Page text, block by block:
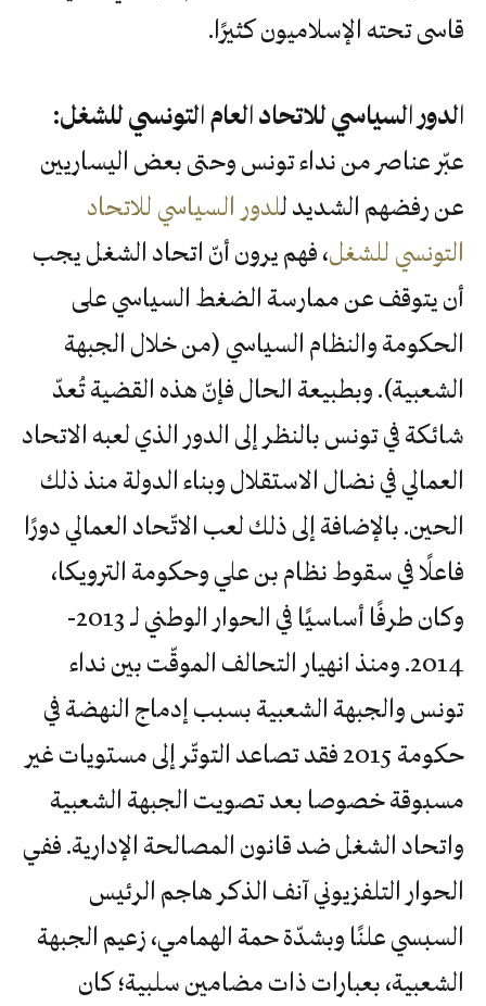
قاسى تحته الإسلاميون كثيرًا.
الدور السياسي للاتحاد العام التونسي للشغل:
عبّر عناصر من نداء تونس وحتى بعض اليساريين
عن رفضهم الشديد للدور السياسي للاتحاد
التونسي للشغل، فهم يرون أنّ اتحاد الشغل يجب
أن يتوقف عن ممارسة الضغط السياسي على
الحكومة والنظام السياسي (من خلال الجبهة
الشعبية). وبطبيعة الحال فإنّ هذه القضية تُعدّ
شائكة في تونس بالنظر إلى الدور الذي لعبه الاتحاد
العمالي في نضال الاستقلال وبناء الدولة منذ ذلك
الحين. بالإضافة إلى ذلك لعب الاتّحاد العمالي دورًا
فاعلًا في سقوط نظام بن علي وحكومة الترويكا،
وكان طرفًا أساسيًا في الحوار الوطني لـ 2013-
2014. ومنذ انهيار التحالف الموقّت بين نداء
تونس والجبهة الشعبية بسبب إدماج النهضة في
حكومة 2015 فقد تصاعد التوتّر إلى مستويات غير
مسبوقة خصوصا بعد تصويت الجبهة الشعبية
واتحاد الشغل ضد قانون المصالحة الإدارية. ففي
الحوار التلفزيوني آنف الذكر هاجم الرئيس
السبسي علنًا وبشدّة حمة الهمامي، زعيم الجبهة
الشعبية، بعبارات ذات مضامين سلبية؛ كان